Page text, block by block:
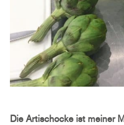
Die Artischocke ist meiner